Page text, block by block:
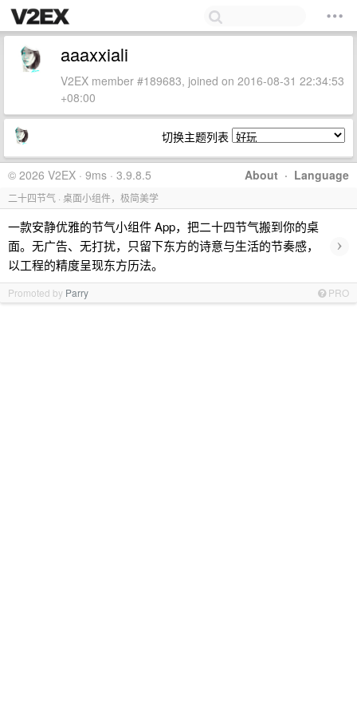
aaaxxiali
V2EX member #189683, joined on 2016-08-31 22:34:53
+08:00
切换主题列表
About · Language
© 2026 V2EX · 9ms · 3.9.8.5
二十四节气 · 桌面小组件，极简美学
一款安静优雅的节气小组件 App，把二十四节气搬到你的桌
面。无广告、无打扰，只留下东方的诗意与生活的节奏感，
以工程的精度呈现东方历法。
›
Promoted by Parry PRO